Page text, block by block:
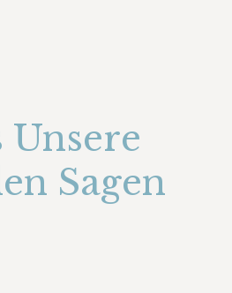
Unsere
Sagen